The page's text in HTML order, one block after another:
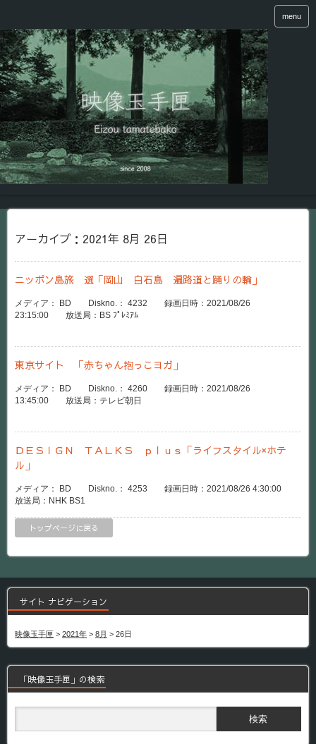
menu
アーカイブ：2021年 8月 26日
ニッポン島旅 選「岡山 白石島 遍路道と踊りの輪」
メディア： BD Diskno.： 4232 録画日時：2021/08/26
23:15:00 放送局：BS ﾌﾟﾚﾐｱﾑ
東京サイト 「赤ちゃん抱っこヨガ」
メディア： BD Diskno.： 4260 録画日時：2021/08/26
13:45:00 放送局：テレビ朝日
ＤＥＳＩＧＮ ＴＡＬＫＳ ｐｌｕｓ「ライフスタイル×ホテ
ル」
メディア： BD Diskno.： 4253 録画日時：2021/08/26 4:30:00
放送局：NHK BS1
トップページに戻る
サイト ナビゲーション
映像玉手匣 > 2021年 > 8月 > 26日
「映像玉手匣」の検索